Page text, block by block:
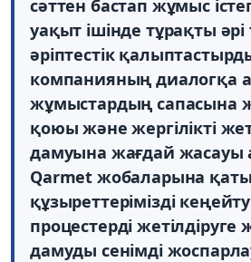
сәттен бастап жұмыс
уақыт ішінде тұрақты әрі
әріптестік
компанияның диалогқа
жұмыстардың сапасына
қоюы және жергілікті
дамуына жағдай жасауы
Qarmet жобаларына
құзыреттерімізді
процестерді
дамуды сенімді